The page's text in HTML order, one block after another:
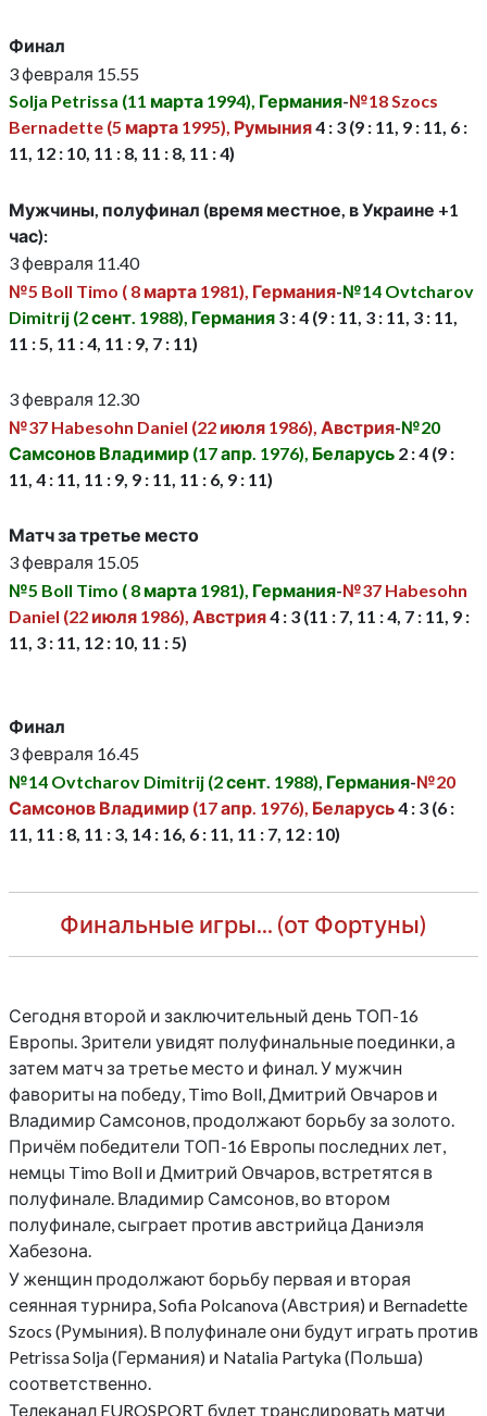
Финал
3 февраля 15.55
Solja Petrissa (11 марта 1994), Германия-№18 Szocs
Bernadette (5 марта 1995), Румыния4 : 3 (9 : 11, 9 : 11, 6 :
11, 12 : 10, 11 : 8, 11 : 8, 11 : 4)
Мужчины, полуфинал (время местное, в Украине +1
час):
3 февраля 11.40
№5 Boll Timo ( 8 марта 1981), Германия-№14 Ovtcharov
Dimitrij (2 сент. 1988), Германия 3 : 4 (9 : 11, 3 : 11, 3 : 11,
11 : 5, 11 : 4, 11 : 9, 7 : 11)
3 февраля 12.30
№37 Habesohn Daniel (22 июля 1986), Австрия-№20
Самсонов Владимир (17 апр. 1976), Беларусь 2 : 4 (9 :
11, 4 : 11, 11 : 9, 9 : 11, 11 : 6, 9 : 11)
Матч за третье место
3 февраля 15.05
№5 Boll Timo ( 8 марта 1981), Германия-№37 Habesohn
Daniel (22 июля 1986), Австрия4 : 3 (11 : 7, 11 : 4, 7 : 11, 9 :
11, 3 : 11, 12 : 10, 11 : 5)
Финал
3 февраля 16.45
№14 Ovtcharov Dimitrij (2 сент. 1988), Германия-№20
Самсонов Владимир (17 апр. 1976), Беларусь4 : 3 (6 :
11, 11 : 8, 11 : 3, 14 : 16, 6 : 11, 11 : 7, 12 : 10)
Финальные игры... (от Фортуны)
Сегодня второй и заключительный день ТОП-16
Европы. Зрители увидят полуфинальные поединки, а
затем матч за третье место и финал. У мужчин
фавориты на победу, Timo Boll, Дмитрий Овчаров и
Владимир Самсонов, продолжают борьбу за золото.
Причём победители ТОП-16 Европы последних лет,
немцы Timo Boll и Дмитрий Овчаров, встретятся в
полуфинале. Владимир Самсонов, во втором
полуфинале, сыграет против австрийца Даниэля
Хабезона.
У женщин продолжают борьбу первая и вторая
сеянная турнира, Sofia Polcanova (Австрия) и Bernadette
Szocs (Румыния). В полуфинале они будут играть против
Petrissa Solja (Германия) и Natalia Partyka (Польша)
соответственно.
Телеканал EUROSPORT будет транслировать матчи